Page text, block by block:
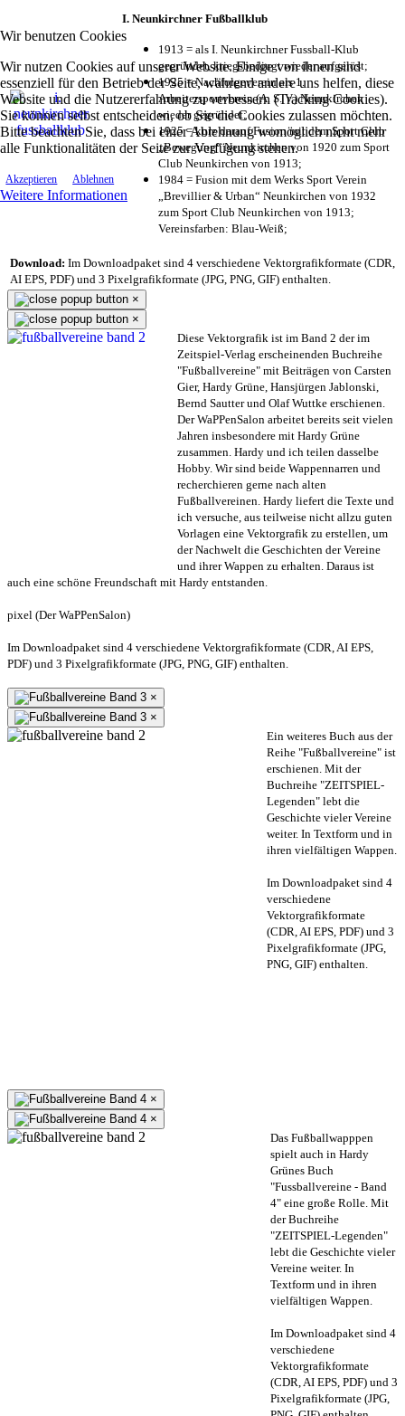
Wir benutzen Cookies
Wir nutzen Cookies auf unserer Website. Einige von ihnen sind
essenziell für den Betrieb der Seite, während andere uns helfen, diese
Website und die Nutzererfahrung zu verbessern (Tracking Cookies).
Sie können selbst entscheiden, ob Sie die Cookies zulassen möchten.
Bitte beachten Sie, dass bei einer Ablehnung womöglich nicht mehr
alle Funktionalitäten der Seite zur Verfügung stehen.
Akzeptieren Ablehnen
Weitere Informationen
I. Neunkirchner Fußballklub
1913 = als I. Neunkirchner Fussball-Klub
gegründet, kriegsbedingt wieder aufgelöst;
1925 = Nachfolgeverein als 1.
Arbeitersportverein (A. S. V.) Neunkirchen
wieder gegründet;
1925 = kurz darauf Fusion mit dem Sport Club
„Bewegung“ Neunkirchen von 1920 zum Sport
Club Neunkirchen von 1913;
1984 = Fusion mit dem Werks Sport Verein
„Brevillier & Urban“ Neunkirchen von 1932
zum Sport Club Neunkirchen von 1913;
Vereinsfarben: Blau-Weiß;
Download: Im Downloadpaket sind 4 verschiedene Vektorgrafikformate (CDR,
AI EPS, PDF) und 3 Pixelgrafikformate (JPG, PNG, GIF) enthalten.
×
×
Diese Vektorgrafik ist im Band 2 der im
Zeitspiel-Verlag erscheinenden Buchreihe
"Fußballvereine" mit Beiträgen von Carsten
Gier, Hardy Grüne, Hansjürgen Jablonski,
Bernd Sautter und Olaf Wuttke erschienen.
Der WaPPenSalon arbeitet bereits seit vielen
Jahren insbesondere mit Hardy Grüne
zusammen. Hardy und ich teilen dasselbe
Hobby. Wir sind beide Wappennarren und
recherchieren gerne nach alten
Fußballvereinen. Hardy liefert die Texte und
ich versuche, aus teilweise nicht allzu guten
Vorlagen eine Vektorgrafik zu erstellen, um
der Nachwelt die Geschichten der Vereine
und ihrer Wappen zu erhalten. Daraus ist
auch eine schöne Freundschaft mit Hardy entstanden.
pixel (Der WaPPenSalon)
Im Downloadpaket sind 4 verschiedene Vektorgrafikformate (CDR, AI EPS,
PDF) und 3 Pixelgrafikformate (JPG, PNG, GIF) enthalten.
×
×
Ein weiteres Buch aus der
Reihe "Fußballvereine" ist
erschienen. Mit der
Buchreihe "ZEITSPIEL-
Legenden" lebt die
Geschichte vieler Vereine
weiter. In Textform und in
ihren vielfältigen Wappen.
Im Downloadpaket sind 4
verschiedene
Vektorgrafikformate
(CDR, AI EPS, PDF) und 3
Pixelgrafikformate (JPG,
PNG, GIF) enthalten.
×
×
Das Fußballwapppen
spielt auch in Hardy
Grünes Buch
"Fussballvereine - Band
4" eine große Rolle. Mit
der Buchreihe
"ZEITSPIEL-Legenden"
lebt die Geschichte vieler
Vereine weiter. In
Textform und in ihren
vielfältigen Wappen.
Im Downloadpaket sind 4
verschiedene
Vektorgrafikformate
(CDR, AI EPS, PDF) und 3
Pixelgrafikformate (JPG,